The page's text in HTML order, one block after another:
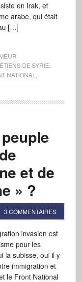
en Irak, et
arabe, qui était
[…]
DE SYRIE
NATIONAL
et de
» ?
3 COMMENTAIRES
invasion est
pour les
la subisse, oui il y
immigration et
le Front National